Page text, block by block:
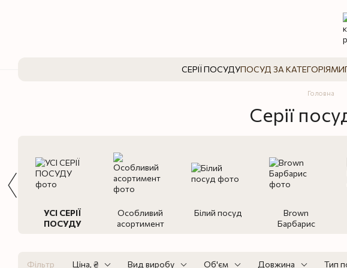
СЕРІЇ ПОСУДУПОСУД ЗА КАТЕГОРІЯМИ
Головна
Серії
УСІ СЕРІЇ
ПОСУДУ
Особливий
асортимент
Білий посуд
Brown
Барбарис
Фільтр Ціна, ₴ Вид виробу Об'єм Довжина Тип